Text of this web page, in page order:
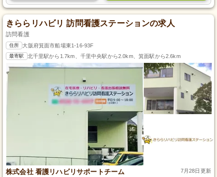
きららリハビリ 訪問看護ステーションの求人
訪問看護
住所 大阪府箕面市船場東1-16-93F
最寄駅 北千里駅から1.7km、千里中央駅から2.0km、箕面駅から2.6km
株式会社 看護リハビリサポートチーム 7月28日更新